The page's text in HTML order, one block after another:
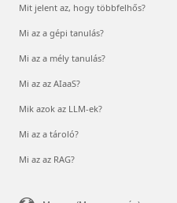
Mit jelent az, hogy többfelhős?
Mi az a gépi tanulás?
Mi az a mély tanulás?
Mi az az AIaaS?
Mik azok az LLM-ek?
Mi az a tároló?
Mi az az RAG?